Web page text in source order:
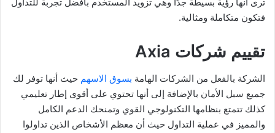
فتكون متكاملة ومثالية.
تقييم شركات Axia
الشركة بالفعل من الشركات الهامة بسوق الاسهم حيث أنها توفر لك
جميع سبل الأمان بالإضافة إلى أنها تحتوي على أقوى إطار تعليمي
كذلك تتمتع بنظامها التكنولوجي القوي وتمنحك الدعم الكامل
والمميز في عملية التداول حيث أن معظم الأشخاص الذين تداولوا